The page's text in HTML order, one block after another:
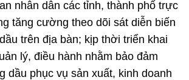
nhân dân các tỉnh, thành phố trực
tăng cường theo dõi sát diễn biến
trên địa bàn; kịp thời triển khai
lý, điều hành nhằm bảo đảm
dầu phục vụ sản xuất, kinh doanh